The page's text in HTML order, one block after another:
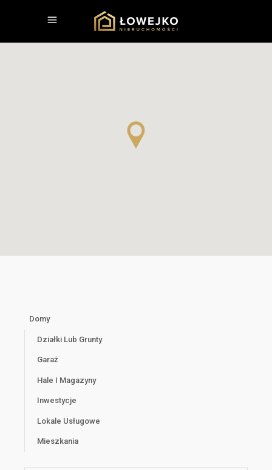
Domy
Działki Lub Grunty
Garaż
Hale I Magazyny
Inwestycje
Lokale Usługowe
Mieszkania